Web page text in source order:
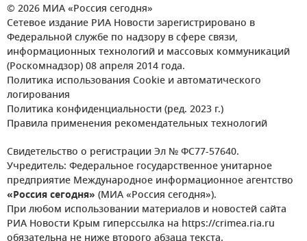
© 2026 МИА «Россия сегодня»
Сетевое издание РИА Новости зарегистрировано в
Федеральной службе по надзору в сфере связи,
информационных технологий и массовых коммуникаций
(Роскомнадзор) 08 апреля 2014 года.
Политика использования Cookie и автоматического
логирования
Политика конфиденциальности (ред. 2023 г.)
Правила применения рекомендательных технологий
Свидетельство о регистрации Эл № ФС77-57640.
Учредитель: Федеральное государственное унитарное
предприятие Международное информационное агентство
«Россия сегодня» (МИА «Россия сегодня»).
При любом использовании материалов и новостей сайта
РИА Новости Крым гиперссылка на https://crimea.ria.ru